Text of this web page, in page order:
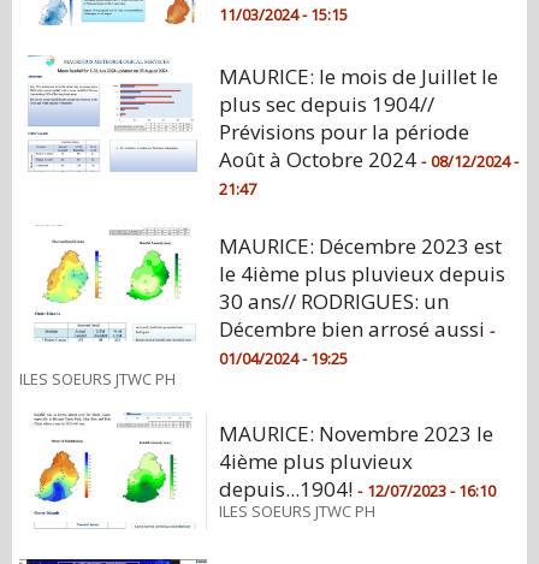
11/03/2024 - 15:15
MAURICE: le mois de Juillet le
plus sec depuis 1904//
Prévisions pour la période
Août à Octobre 2024 - 08/12/2024 -
21:47
MAURICE: Décembre 2023 est
le 4ième plus pluvieux depuis
30 ans// RODRIGUES: un
Décembre bien arrosé aussi -
01/04/2024 - 19:25
ILES SOEURS JTWC PH
MAURICE: Novembre 2023 le
4ième plus pluvieux
depuis...1904! - 12/07/2023 - 16:10
ILES SOEURS JTWC PH